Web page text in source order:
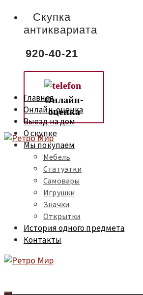
Скупка
антиквариата
920-40-21
Онлайн-
оценка
Главная
Онлайн-оценка
Выезд на дом
О скупке
Мы покупаем
Мебель
Статуэтки
Самовары
Игрушки
Значки
Открытки
История одного предмета
Контакты